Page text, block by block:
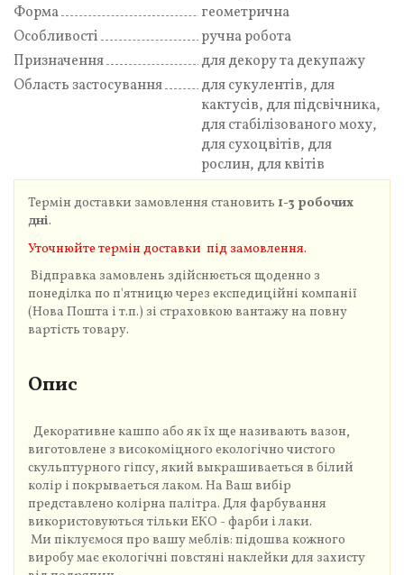
Форма
геометрична
Особливості
ручна робота
Призначення
для декору та декупажу
Область застосування
для сукулентів, для
кактусів, для підсвічника,
для стабілізованого моху,
для сухоцвітів, для
рослин, для квітів
Термін доставки замовлення становить 1-3 робочих
дні.
Уточнюйте термін доставки під замовлення.
Відправка замовлень здійснюється щоденно з
понеділка по п'ятницю через експедиційні компанії
(Нова Пошта і т.п.) зі страховкою вантажу на повну
вартість товару.
Опис
Декоративне кашпо або як їх ще називають вазон,
виготовлене з високоміцного екологічно чистого
скульптурного гіпсу, який выкрашиваеться в білий
колір і покрываеться лаком. На Ваш вибір
представлено колірна палітра. Для фарбування
використовуються тільки ЕКО - фарби і лаки.
Ми піклуємося про вашу меблів: підошва кожного
виробу має екологічні повстяні наклейки для захисту